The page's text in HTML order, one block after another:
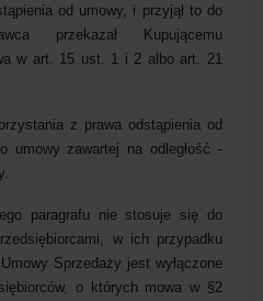
od umowy, i przyjął to do
przekazał Kupującemu
w art. 15 ust. 1 i 2 albo art. 21
z prawa odstąpienia od
umowy zawartej na odległość -
paragrafu nie stosuje się do
w ich przypadku
Sprzedaży jest wyłączone
o których mowa w §2